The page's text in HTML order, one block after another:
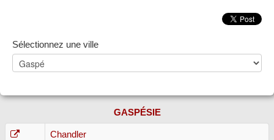
Sélectionnez une ville
GASPÉSIE
Chandler